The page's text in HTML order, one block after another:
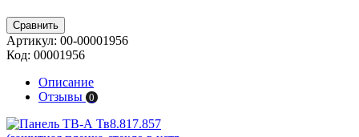
Сравнить
Артикул: 00-00001956
Код: 00001956
Описание
Отзывы 0